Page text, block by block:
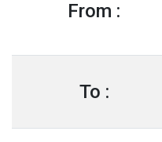
From :
To :